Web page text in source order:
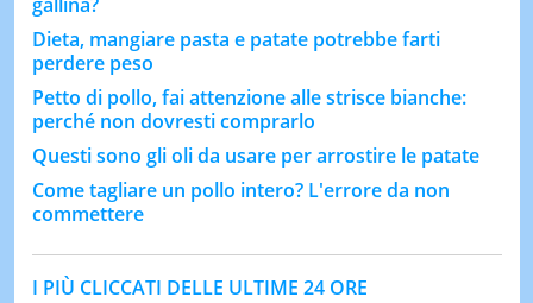
Dieta, mangiare pasta e patate potrebbe farti
perdere peso
Petto di pollo, fai attenzione alle strisce bianche:
perché non dovresti comprarlo
Questi sono gli oli da usare per arrostire le patate
Come tagliare un pollo intero? L'errore da non
commettere
I PIÙ CLICCATI DELLE ULTIME 24 ORE